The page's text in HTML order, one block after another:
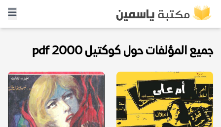
جميع المؤلفات حول كوكتيل 2000 pdf